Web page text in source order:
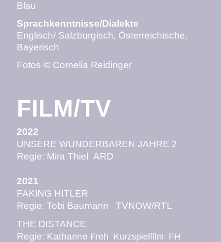
Blau
Sprachkenntnisse/Dialekte
Englisch/ Salzburgisch, Österreichische,
Bayerisch
Fotos © Cornelia Reidinger
FILM/TV
2022
UNSERE WUNDERBAREN JAHRE 2
Regie: Mira Thiel ARD
2021
FAKING HITLER
Regie: Tobi Baumann TVNOW/RTL
THE DISTANCE
Regie: Katharine Freh Kurzspielfilm FH